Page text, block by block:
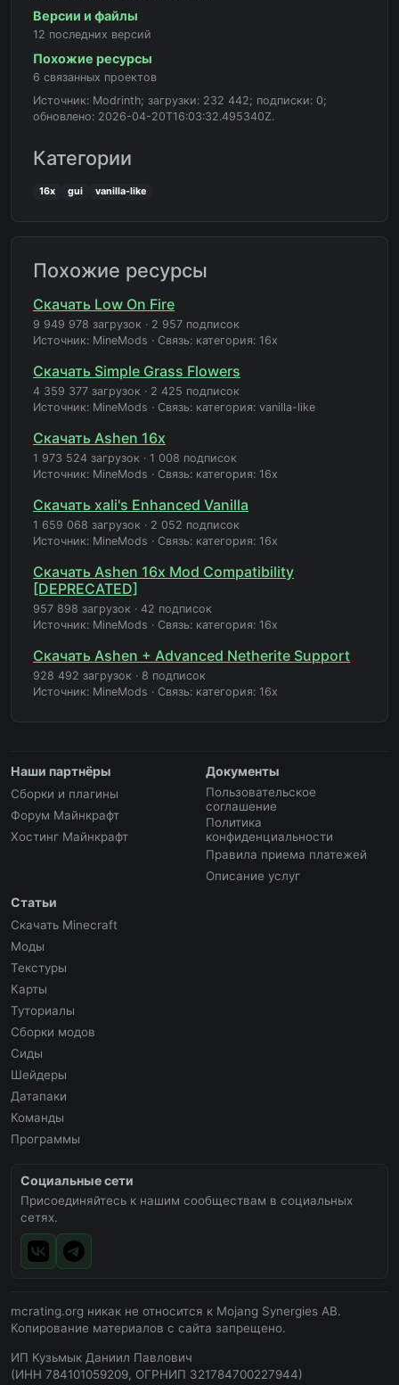
Версии и файлы
12 последних версий
Похожие ресурсы
6 связанных проектов
Источник: Modrinth; загрузки: 232 442; подписки: 0;
обновлено: 2026-04-20T16:03:32.495340Z.
Категории
16x gui vanilla-like
Похожие ресурсы
Скачать Low On Fire
9 949 978 загрузок · 2 957 подписок
Источник: MineMods · Связь: категория: 16x
Скачать Simple Grass Flowers
4 359 377 загрузок · 2 425 подписок
Источник: MineMods · Связь: категория: vanilla-like
Скачать Ashen 16x
1 973 524 загрузок · 1 008 подписок
Источник: MineMods · Связь: категория: 16x
Скачать xali's Enhanced Vanilla
1 659 068 загрузок · 2 052 подписок
Источник: MineMods · Связь: категория: 16x
Скачать Ashen 16x Mod Compatibility
[DEPRECATED]
957 898 загрузок · 42 подписок
Источник: MineMods · Связь: категория: 16x
Скачать Ashen + Advanced Netherite Support
928 492 загрузок · 8 подписок
Источник: MineMods · Связь: категория: 16x
Наши партнёры
Сборки и плагины
Форум Майнкрафт
Хостинг Майнкрафт
Документы
Пользовательское
соглашение
Политика
конфиденциальности
Правила приема платежей
Описание услуг
Статьи
Скачать Minecraft
Моды
Текстуры
Карты
Туториалы
Сборки модов
Сиды
Шейдеры
Датапаки
Команды
Программы
Социальные сети
Присоединяйтесь к нашим сообществам в социальных
сетях.
mcrating.org никак не относится к Mojang Synergies AB.
Копирование материалов с сайта запрещено.
ИП Кузьмык Даниил Павлович
(ИНН 784101059209, ОГРНИП 321784700227944)